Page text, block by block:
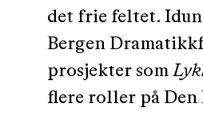
det frie feltet.
Bergen
prosjekter som
flere roller på Den